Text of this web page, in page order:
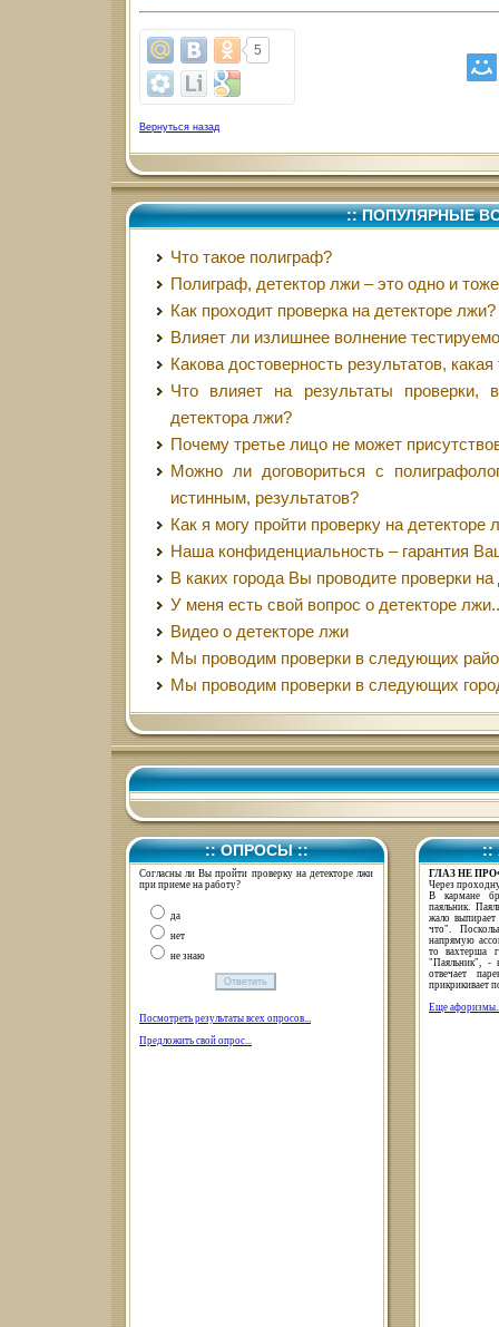
5
Вернуться назад
:: ПОПУЛЯРНЫЕ
Что такое полиграф?
Полиграф, детектор лжи – это одно и
Как проходит проверка на детекторе лжи?
Влияет ли излишнее волнение
Какова достоверность результатов,
Что влияет на результаты проверки,
детектора лжи?
Почему третье лицо не может
Можно ли договориться с
истинным, результатов?
Как я могу пройти проверку на детекторе
Наша конфиденциальность – гарантия
В каких города Вы проводите проверки
У меня есть свой вопрос о детекторе
Видео о детекторе лжи
Мы проводим проверки в следующих
Мы проводим проверки в следующих
:: ОПРОСЫ ::
Согласны ли Вы пройти проверку на детекторе лжи
при приеме на работу?
да
нет
не знаю
Посмотреть результаты всех опросов...
Предложить свой опрос...
::
ГЛАЗ НЕ
Через
В кармане
паяльник.
жало
что".
напрямую
то вахтерша
"Паяльник", -
отвечает
прикрикивает
Еще